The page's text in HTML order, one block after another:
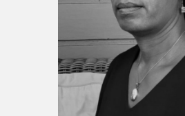
Espace médias